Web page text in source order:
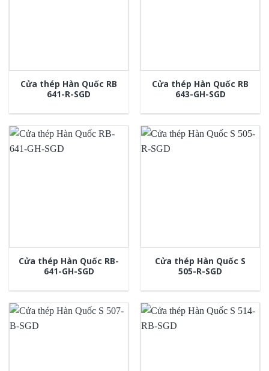
Cửa thép Hàn Quốc RB
641-R-SGD
Cửa thép Hàn Quốc RB
643-GH-SGD
Cửa thép Hàn Quốc RB-
641-GH-SGD
Cửa thép Hàn Quốc S
505-R-SGD